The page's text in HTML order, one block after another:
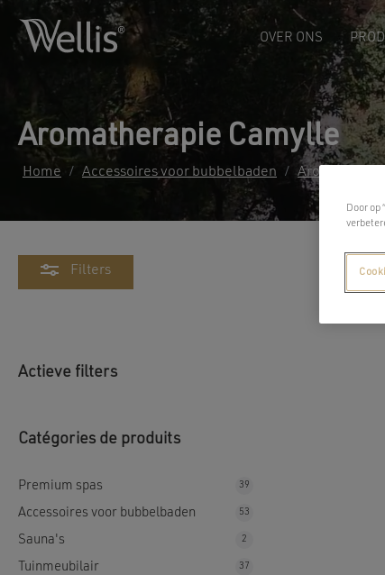
OVER ONS
Aromatherapie Camylle
Home / Accessoires voor bubbelbaden / Aromatherapie
Filters
Actieve filters
Catégories de produits
Premium spas 39
Accessoires voor bubbelbaden 53
Sauna's 2
Tuinmeubilair 37
Door op